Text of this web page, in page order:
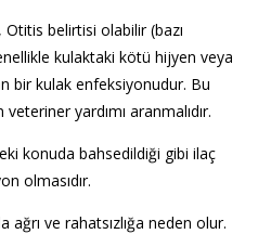
Otitis belirtisi olabilir (bazı
kulaktaki kötü hijyen veya
bir kulak enfeksiyonudur. Bu
yardımı aranmalıdır.
konuda bahsedildiği gibi ilaç
olmasıdır.
ağrı ve rahatsızlığa neden olur.